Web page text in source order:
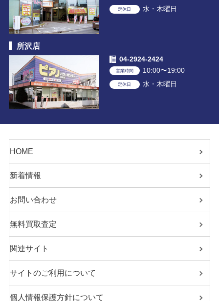
定休日 水・木曜日
所沢店
04-2924-2424
営業時間 10:00〜19:00
定休日 水・木曜日
HOME
新着情報
お問い合わせ
無料買取査定
関連サイト
サイトのご利用について
個人情報保護方針について